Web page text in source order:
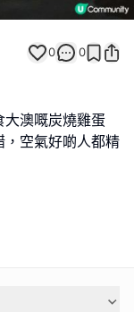
0 0
大澳嘅炭燒雞蛋
空氣好啲人都精